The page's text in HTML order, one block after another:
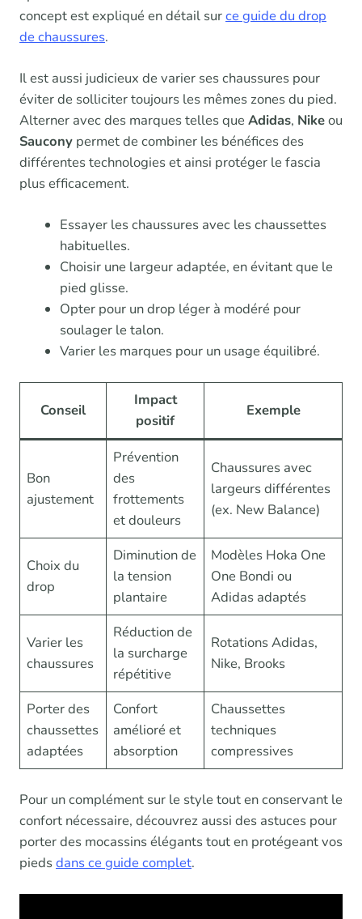
concept est expliqué en détail surce guide du drop
de chaussures.
Il est aussi judicieux de varier ses chaussures pour
éviter de solliciter toujours les mêmes zones du pied.
Alterner avec des marques telles que Adidas, Nikeou
Saucony permet de combiner les bénéfices des
différentes technologies et ainsi protéger le fascia
plus efficacement.
Essayer les chaussures avec les chaussettes
habituelles.
Choisir une largeur adaptée, en évitant que le
pied glisse.
Opter pour un drop léger à modéré pour
soulager le talon.
Varier les marques pour un usage équilibré.
Conseil
Impact
positif
Exemple
Bon
ajustement
Prévention
des
frottements
et douleurs
Chaussures avec
largeurs différentes
(ex. New Balance)
Choix du
drop
Diminution de
la tension
plantaire
Modèles Hoka One
One Bondi ou
Adidas adaptés
Varier les
chaussures
Réduction de
la surcharge
répétitive
Rotations Adidas,
Nike, Brooks
Porter des
chaussettes
adaptées
Confort
amélioré et
absorption
Chaussettes
techniques
compressives
Pour un complément sur le style tout en conservant le
confort nécessaire, découvrez aussi des astuces pour
porter des mocassins élégants tout en protégeant vos
piedsdans ce guide complet.